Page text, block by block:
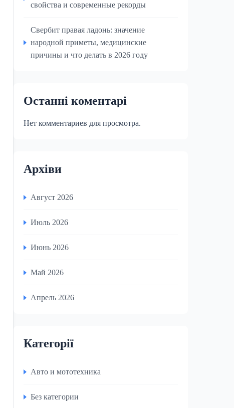
свойства и современные рекорды
Свербит правая ладонь: значение
народной приметы, медицинские
причины и что делать в 2026 году
Останні коментарі
Нет комментариев для просмотра.
Архіви
Август 2026
Июль 2026
Июнь 2026
Май 2026
Апрель 2026
Категорії
Авто и мототехника
Без категории